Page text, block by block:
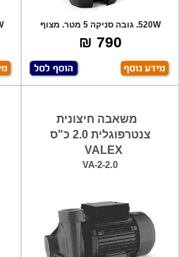
520W. גובה סניקה 5 מטר. מצוף
הפעלה אוטומ
790 ₪
משאבה חיצונית
צנטרפוגלית 2.0 כ"ס
VALEX
VA-2-2.0